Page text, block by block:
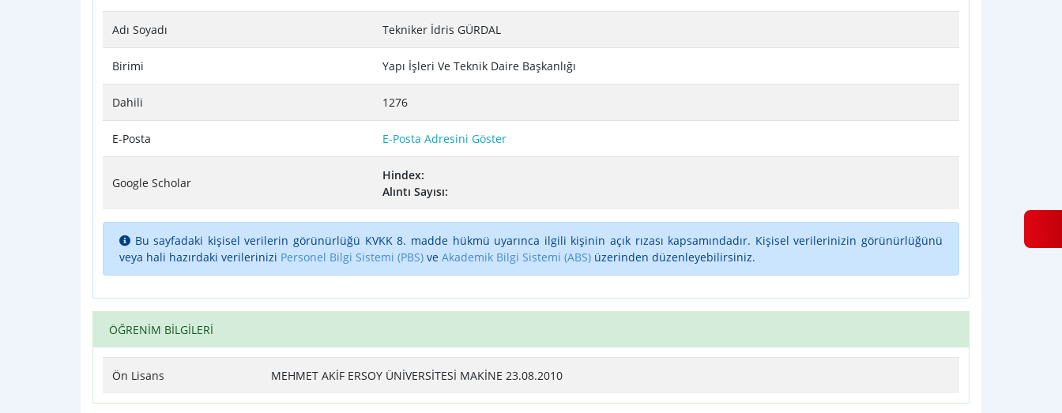
Adı Soyadı Tekniker İdris GÜRDAL
Birimi Yapı İşleri Ve Teknik Daire Başkanlığı
Dahili 1276
E-Posta E-Posta Adresini Göster
Google Scholar
Hindex:
Alıntı Sayısı:
Bu sayfadaki kişisel verilerin görünürlüğü KVKK 8. madde hükmü uyarınca ilgili kişinin açık rızası kapsamındadır. Kişisel verilerinizin görünürlüğünü
veya hali hazırdaki verilerinizi Personel Bilgi Sistemi (PBS) ve Akademik Bilgi Sistemi (ABS) üzerinden düzenleyebilirsiniz.
ÖĞRENİM BİLGİLERİ
Ön Lisans MEHMET AKİF ERSOY ÜNİVERSİTESİ MAKİNE 23.08.2010